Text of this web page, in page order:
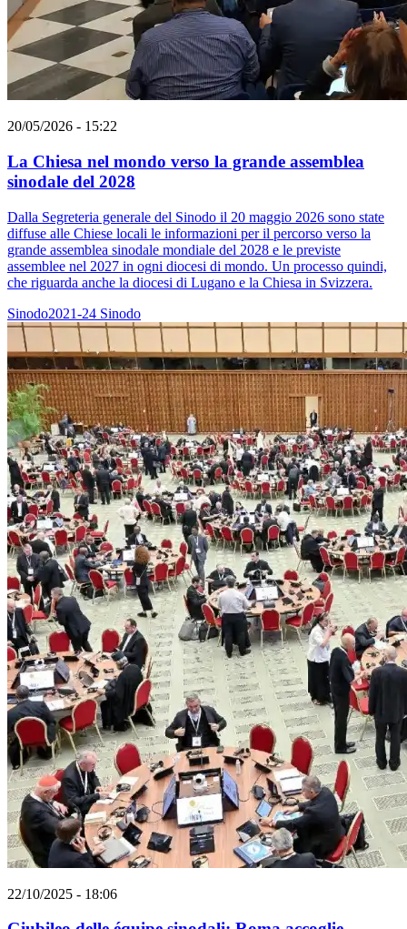
20/05/2026 - 15:22
La Chiesa nel mondo verso la grande assemblea
sinodale del 2028
Dalla Segreteria generale del Sinodo il 20 maggio 2026 sono state
diffuse alle Chiese locali le informazioni per il percorso verso la
grande assemblea sinodale mondiale del 2028 e le previste
assemblee nel 2027 in ogni diocesi di mondo. Un processo quindi,
che riguarda anche la diocesi di Lugano e la Chiesa in Svizzera.
Sinodo2021-24 Sinodo
22/10/2025 - 18:06